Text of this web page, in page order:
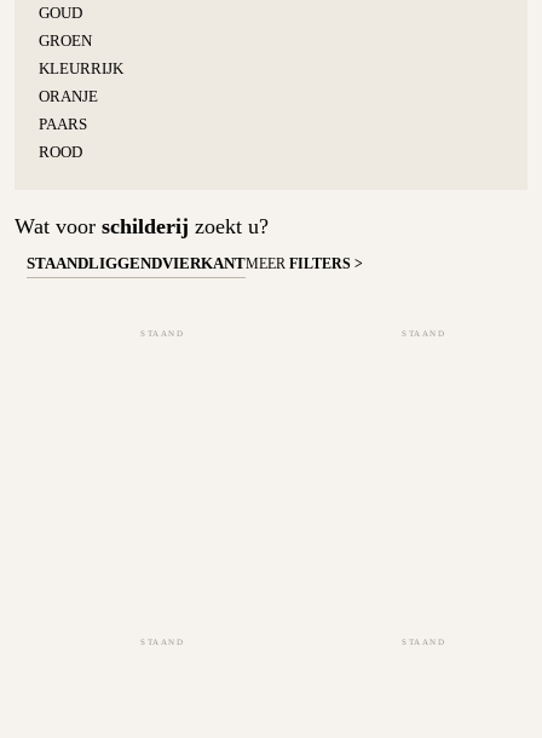
GOUD
GROEN
KLEURRIJK
ORANJE
PAARS
ROOD
Wat voorschilderij zoekt u?
STAANDLIGGENDVIERKANTMEERFILTERS >
STAAND STAAND
STAAND STAAND